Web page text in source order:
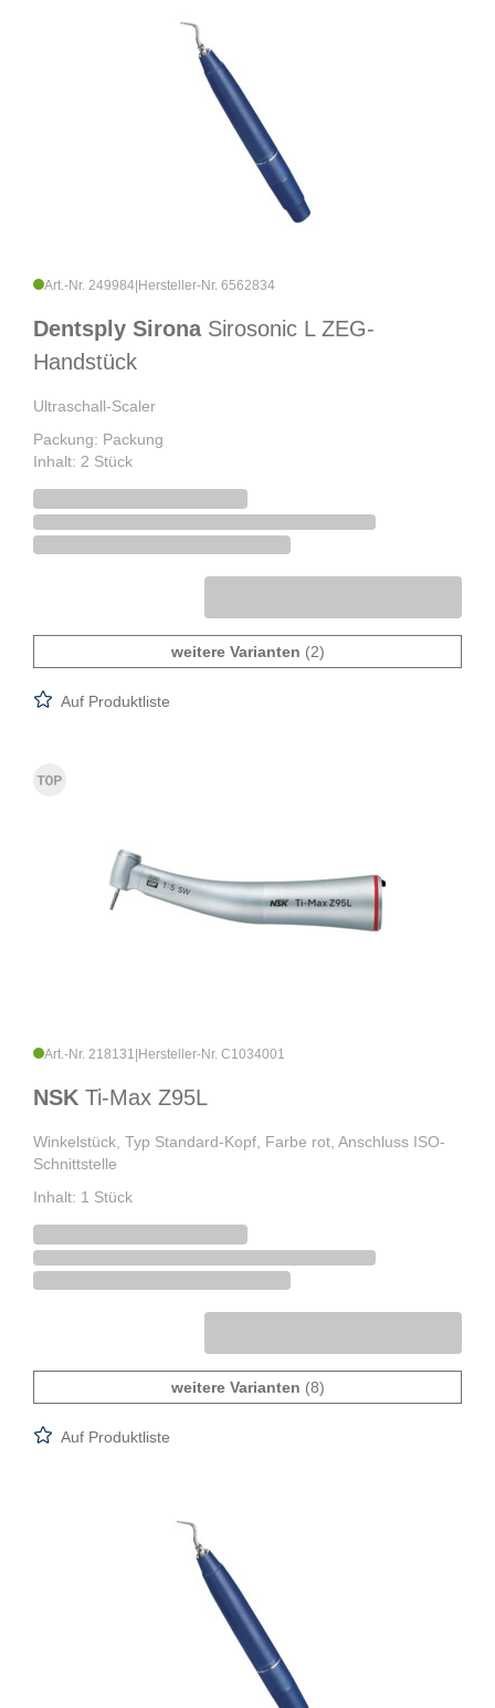
Art.-Nr. 249984 Hersteller-Nr. 6562834
Dentsply Sirona Sirosonic L ZEG-
Handstück
Ultraschall-Scaler
Packung: Packung
Inhalt: 2 Stück
weitere Varianten (2)
Auf Produktliste
Art.-Nr. 218131 Hersteller-Nr. C1034001
NSK Ti-Max Z95L
Winkelstück, Typ Standard-Kopf, Farbe rot, Anschluss ISO-
Schnittstelle
Inhalt: 1 Stück
weitere Varianten (8)
Auf Produktliste